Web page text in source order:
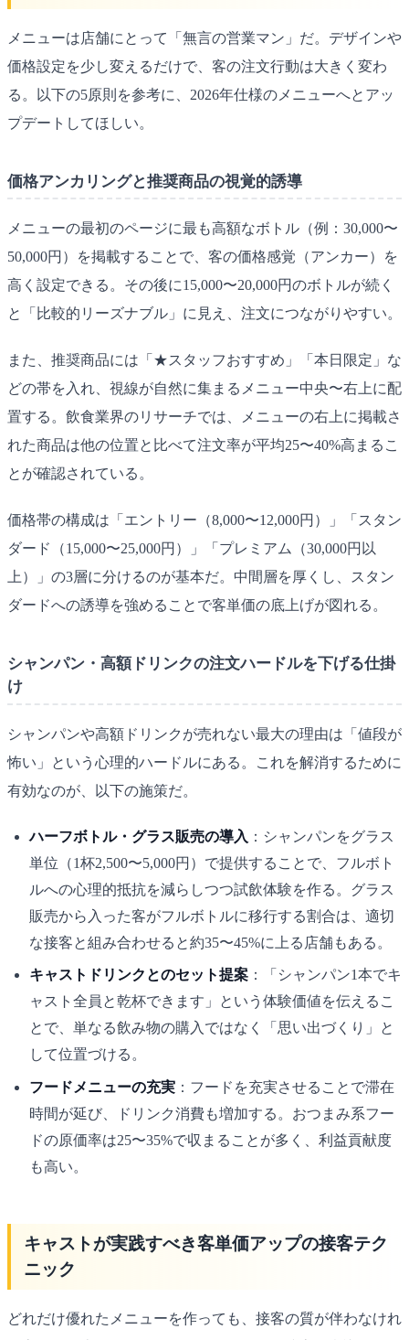
メニューは店舗にとって「無言の営業マン」だ。デザインや
価格設定を少し変えるだけで、客の注文行動は大きく変わ
る。以下の5原則を参考に、2026年仕様のメニューへとアッ
プデートしてほしい。
価格アンカリングと推奨商品の視覚的誘導
メニューの最初のページに最も高額なボトル（例：30,000〜
50,000円）を掲載することで、客の価格感覚（アンカー）を
高く設定できる。その後に15,000〜20,000円のボトルが続く
と「比較的リーズナブル」に見え、注文につながりやすい。
また、推奨商品には「★スタッフおすすめ」「本日限定」な
どの帯を入れ、視線が自然に集まるメニュー中央〜右上に配
置する。飲食業界のリサーチでは、メニューの右上に掲載さ
れた商品は他の位置と比べて注文率が平均25〜40%高まるこ
とが確認されている。
価格帯の構成は「エントリー（8,000〜12,000円）」「スタン
ダード（15,000〜25,000円）」「プレミアム（30,000円以
上）」の3層に分けるのが基本だ。中間層を厚くし、スタン
ダードへの誘導を強めることで客単価の底上げが図れる。
シャンパン・高額ドリンクの注文ハードルを下げる仕掛
け
シャンパンや高額ドリンクが売れない最大の理由は「値段が
怖い」という心理的ハードルにある。これを解消するために
有効なのが、以下の施策だ。
ハーフボトル・グラス販売の導入 ：シャンパンをグラス
単位（1杯2,500〜5,000円）で提供することで、フルボト
ルへの心理的抵抗を減らしつつ試飲体験を作る。グラス
販売から入った客がフルボトルに移行する割合は、適切
な接客と組み合わせると約35〜45%に上る店舗もある。
キャストドリンクとのセット提案 ：「シャンパン1本でキ
ャスト全員と乾杯できます」という体験価値を伝えるこ
とで、単なる飲み物の購入ではなく「思い出づくり」と
して位置づける。
フードメニューの充実 ：フードを充実させることで滞在
時間が延び、ドリンク消費も増加する。おつまみ系フー
ドの原価率は25〜35%で収まることが多く、利益貢献度
も高い。
キャストが実践すべき客単価アップの接客テク
ニック
どれだけ優れたメニューを作っても、接客の質が伴わなけれ